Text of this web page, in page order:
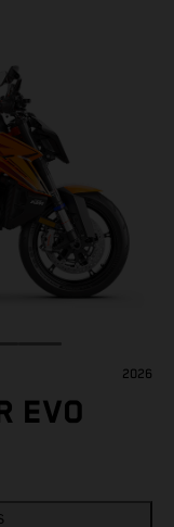
2026
EVO